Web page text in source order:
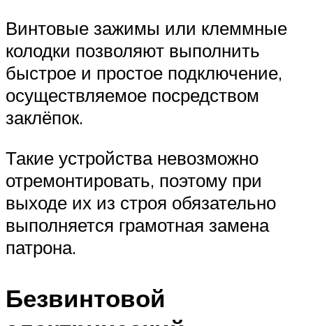
Винтовые зажимы или клеммные
колодки позволяют выполнить
быстрое и простое подключение,
осуществляемое посредством
заклёпок.
Такие устройства невозможно
отремонтировать, поэтому при
выходе их из строя обязательно
выполняется грамотная замена
патрона.
Безвинтовой